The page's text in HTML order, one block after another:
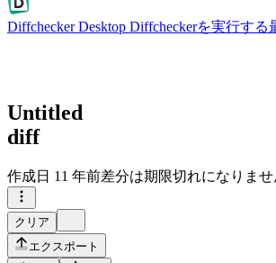
Diffchecker Desktop Diffcheckerを実行する
Untitled
diff
作成日 11 年前差分は期限切れになりませ
クリア
エクスポート